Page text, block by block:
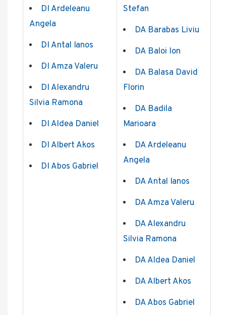
DI Ardeleanu
Angela
DI Antal Ianos
DI Amza Valeru
DI Alexandru
Silvia Ramona
DI Aldea Daniel
DI Albert Akos
DI Abos Gabriel
Stefan
DA Barabas Liviu
DA Baloi Ion
DA Balasa David
Florin
DA Badila
Marioara
DA Ardeleanu
Angela
DA Antal Ianos
DA Amza Valeru
DA Alexandru
Silvia Ramona
DA Aldea Daniel
DA Albert Akos
DA Abos Gabriel